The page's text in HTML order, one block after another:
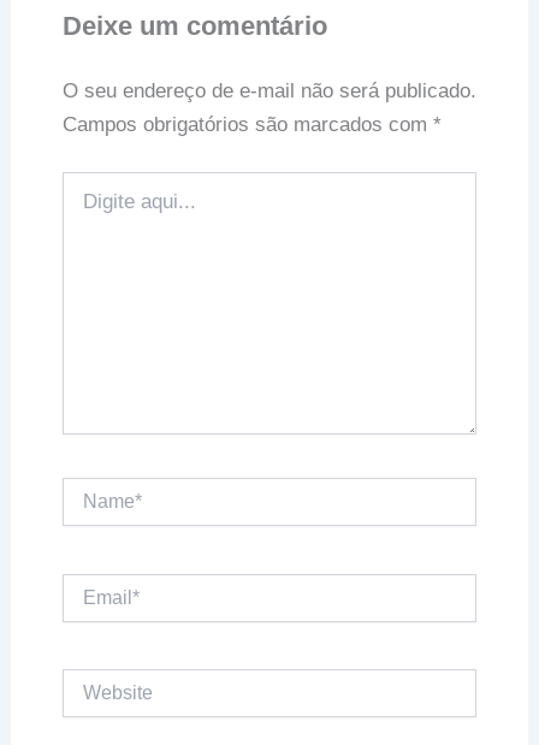
Deixe um comentário
O seu endereço de e-mail não será publicado.
Campos obrigatórios são marcados com *
aqui...
Website